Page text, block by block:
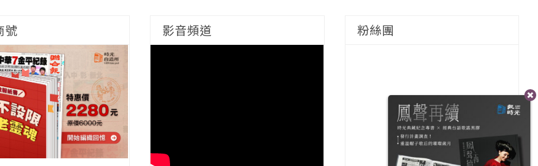
號 影音頻道 粉絲團